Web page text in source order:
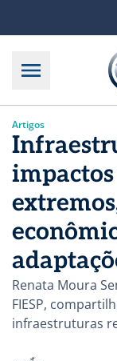
Artigos
Renata Moura
FIESP,
infraestruturas